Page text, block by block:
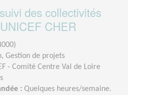
des collectivités
CHER
Gestion de projets
- Comité Centre Val de Loire
: Quelques heures/semaine.